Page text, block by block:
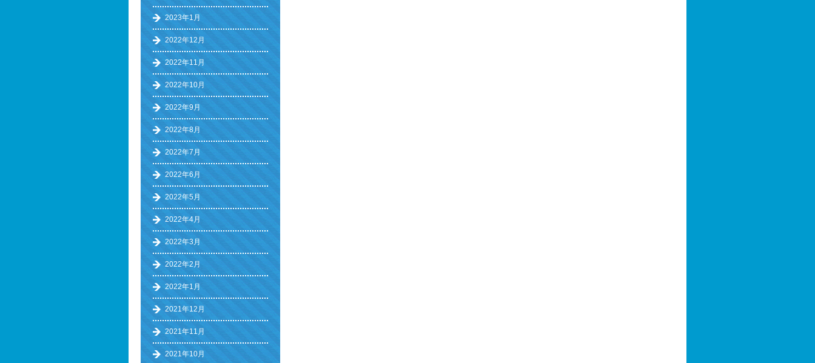
2023年1月
2022年12月
2022年11月
2022年10月
2022年9月
2022年8月
2022年7月
2022年6月
2022年5月
2022年4月
2022年3月
2022年2月
2022年1月
2021年12月
2021年11月
2021年10月